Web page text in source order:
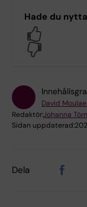
Hade du
David
Redaktör:Johanna
Sidan uppdaterad:
Dela